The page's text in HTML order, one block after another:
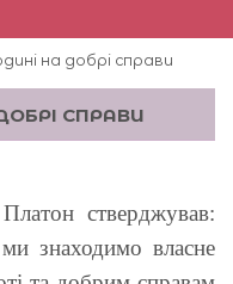
на добрі справи
СПРАВИ
стверджував:
знаходимо власне